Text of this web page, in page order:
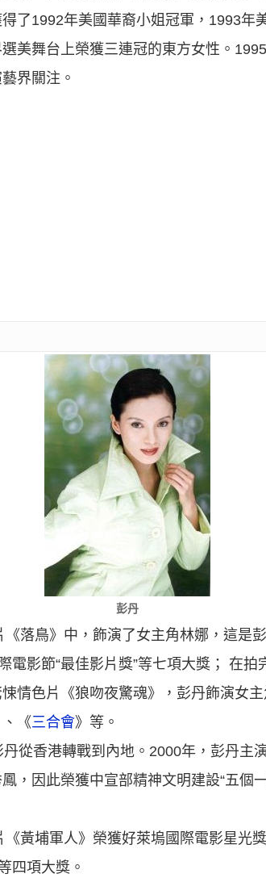
了1992年美國華裔小姐冠軍，1993年
美舞台上榮獲三連冠的東方女性。
界關注。
彭丹
落鳥》中，飾演了女主角林娜，這是
電影節“最佳影片獎”等七項大獎； 在
情色片《狼吻夜驚魂》，彭丹飾演女
《三合會》等。
從香港轉戰到內地。2000年，彭丹主
，因此榮獲中宣部精神文明建設“五個
黃埔軍人》榮獲好萊塢國際電影星光獎
四項大獎。